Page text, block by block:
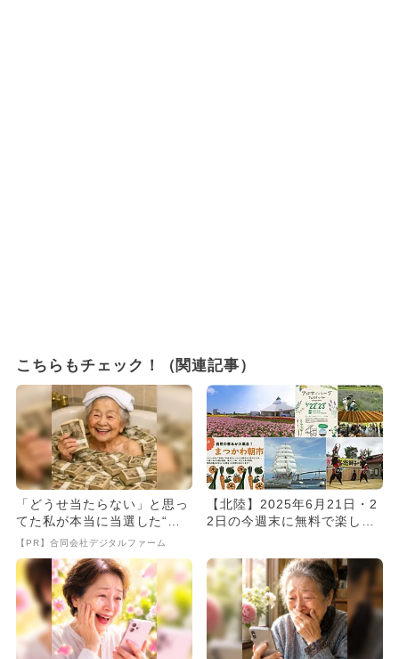
こちらもチェック！（関連記事）
「どうせ当たらない」と思っ
てた私が本当に当選した“買
い方”がこれ
【PR】合同会社デジタルファーム
【北陸】2025年6月21日・2
2日の今週末に無料で楽しめ